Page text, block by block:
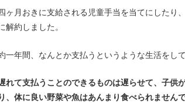
ヶ月おきに支給される児童手当を当てにしたり
解約しました。
一年間、なんとか支払うというような生活をして
れて支払うことのできるものは遅らせて、子供
、体に良い野菜や魚はあんまり食べられませんで